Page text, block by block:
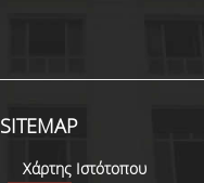
SITEMAP
Χάρτης Ιστότοπου